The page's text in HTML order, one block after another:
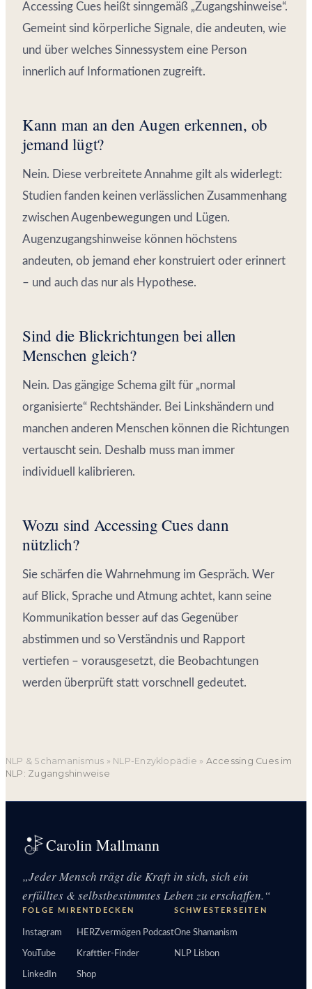
Accessing Cues heißt sinngemäß „Zugangshinweise“.
Gemeint sind körperliche Signale, die andeuten, wie
und über welches Sinnessystem eine Person
innerlich auf Informationen zugreift.
Kann man an den Augen erkennen, ob
jemand lügt?
Nein. Diese verbreitete Annahme gilt als widerlegt:
Studien fanden keinen verlässlichen Zusammenhang
zwischen Augenbewegungen und Lügen.
Augenzugangshinweise können höchstens
andeuten, ob jemand eher konstruiert oder erinnert
– und auch das nur als Hypothese.
Sind die Blickrichtungen bei allen
Menschen gleich?
Nein. Das gängige Schema gilt für „normal
organisierte“ Rechtshänder. Bei Linkshändern und
manchen anderen Menschen können die Richtungen
vertauscht sein. Deshalb muss man immer
individuell kalibrieren.
Wozu sind Accessing Cues dann
nützlich?
Sie schärfen die Wahrnehmung im Gespräch. Wer
auf Blick, Sprache und Atmung achtet, kann seine
Kommunikation besser auf das Gegenüber
abstimmen und so Verständnis und Rapport
vertiefen – vorausgesetzt, die Beobachtungen
werden überprüft statt vorschnell gedeutet.
NLP & Schamanismus » NLP-Enzyklopädie » Accessing Cues im
NLP: Zugangshinweise
Carolin Mallmann
„Jeder Mensch trägt die Kraft in sich, sich ein
erfülltes & selbstbestimmtes Leben zu erschaffen.“
FOLGE MIR
Instagram
YouTube
LinkedIn
ENTDECKEN
HERZvermögen Podcast
Krafttier-Finder
Shop
SCHWESTERSEITEN
One Shamanism
NLP Lisbon